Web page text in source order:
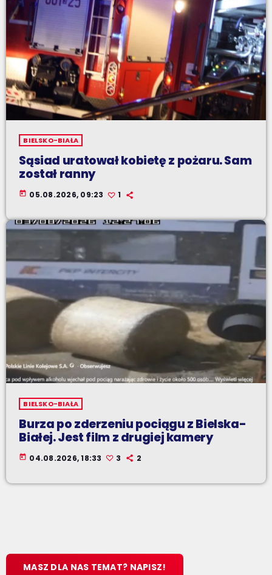
BIELSKO-BIAŁA
Sąsiad uratował kobietę z pożaru. Sam
został ranny
today 05.08.2026, 09:23 1
BIELSKO-BIAŁA
Burza po zderzeniu pociągu z Bielska-
Białej. Jest film z drugiej kamery
today 04.08.2026, 18:33 3 2
MASZ DLA NAS TEMAT? NAPISZ!